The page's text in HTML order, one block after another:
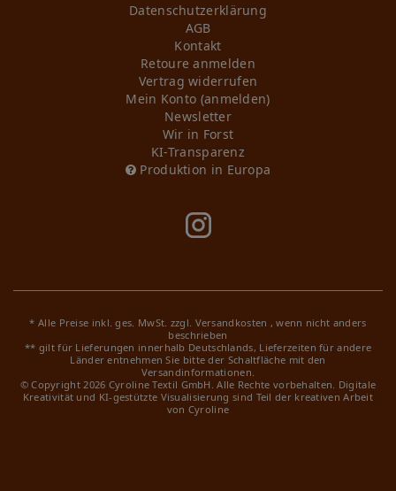
Daten­schutz­erklärung
AGB
Kontakt
Retoure anmelden
Vertrag widerrufen
Mein Konto (anmelden)
Newsletter
Wir in Forst
KI-Transparenz
Produktion in Europa
* Alle Preise inkl. ges. MwSt. zzgl. Versandkosten , wenn nicht anders
beschrieben
** gilt für Lieferungen innerhalb Deutschlands, Lieferzeiten für andere
Länder entnehmen Sie bitte der Schaltfläche mit den
Versandinformationen.
© Copyright 2026 Cyroline Textil GmbH. Alle Rechte vorbehalten. Digitale
Kreativität und KI-gestützte Visualisierung sind Teil der kreativen Arbeit
von Cyroline